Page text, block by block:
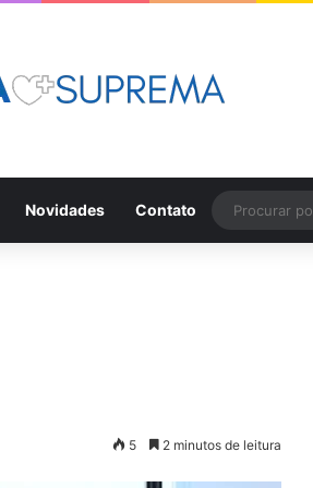
Novidades Contato
5 2 minutos de leitura